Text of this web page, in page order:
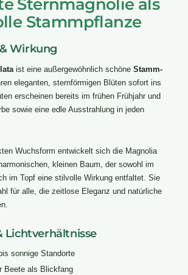
Sternmagnolie als
Stammpflanze
Wirkung
ist eine außergewöhnlich schöne Stamm-
eleganten, sternförmigen Blüten sofort ins
erscheinen bereits im frühen Frühjahr und
sowie eine edle Ausstrahlung in jeden
Wuchsform entwickelt sich die Magnolia
kleinen Baum, der sowohl im
im Topf eine stilvolle Wirkung entfaltet. Sie
für alle, die zeitlose Eleganz und natürliche
Lichtverhältnisse
sonnige Standorte
Beete als Blickfang